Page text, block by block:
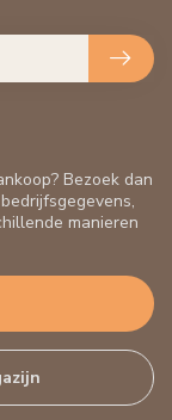
Bezoek dan
manieren